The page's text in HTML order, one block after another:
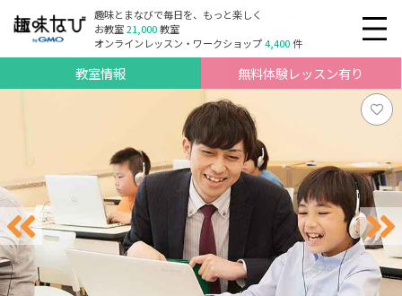
趣味とまなびで毎日を、もっと楽しく
お教室21,000教室
オンラインレッスン・ワークショップ4,400件
教室情報 無料体験レッスン有り